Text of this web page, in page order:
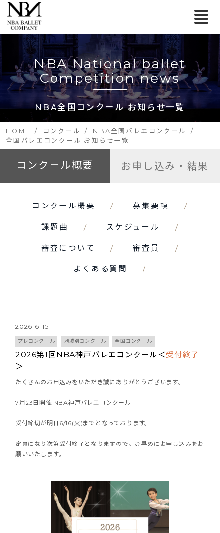
NBA National ballet
Competition news
NBA全国コンクール お知らせ一覧
HOME コンクール
NBA全国バレエコンクール
全国バレエコンクール お知らせ一覧
コンクール概要 お申し込み・結果
コンクール概要 募集要項
課題曲 スケジュール
審査について 審査員
よくある質問
2026-6-15
プレコンクール 地域別コンクール 全国コンクール
2026第1回NBA神戸バレエコンクール＜ 受付終了
＞
たくさんのお申込みをいただき誠にありがとうございます。
7月23日開催 NBA神戸バレエコンクール
受付締切が明日6/16(火)までとなっております。
定員になり次第受付終了となりますので、お早めにお申し込みをお
願いいたします。